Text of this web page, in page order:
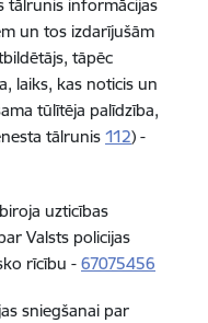
tālrunis informācijas
un tos izdarījušām
tāpēc
laiks, kas noticis un
tūlītēja palīdzība,
tālrunis 112) -
uzticības
Valsts policijas
rīcību - 67075456
sniegšanai par